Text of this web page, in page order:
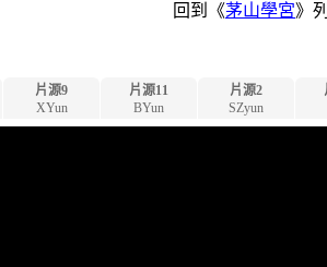
回到《茅山學宮》
片源9
XYun
片源11
BYun
片源2
SZyun